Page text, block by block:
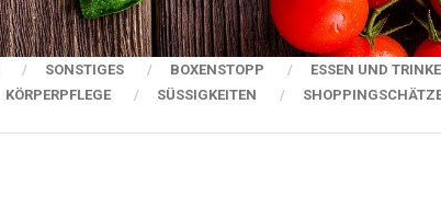
SONSTIGES BOXENSTOPP
ESSEN UND
KÖRPERPFLEGE SÜSSIGKEITEN